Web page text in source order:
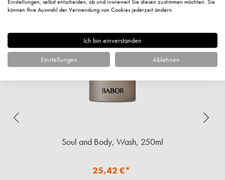
Soul and Body, Wash, 250ml
25,42 €*
Einstellungen, selbst entscheiden, ob und inwieweit Sie diesen zustimmen möchten. Sie
können Ihre Auswahl der Verwendung von Cookies jederzeit ändern.
Ich bin einverstanden
Einstellungen Ablehnen